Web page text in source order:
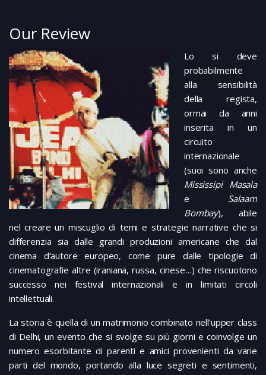
Our Review
L o si deve
probabilmente
alla sensibilità
della regista,
ormai da anni
inserita in un
circuito
internazionale
(suoi sono anche
Mississipi Masala
e Salaam
Bombay), abile
nel creare un miscuglio di temi e strategie narrative che si
differenzia sia dalle grandi produzioni americane che dal
cinema d’autore europeo, come pure dalle tipologie di
cinematografie altre (iraniana, russa, cinese…) che riscuotono
successo nei festival internazionali e in limitati circoli
intellettuali.
La storia è quella di un matrimonio combinato nell’upper class
di Delhi, un evento che si svolge su più giorni e coinvolge un
numero esorbitante di parenti e amici provenienti da varie
parti del mondo, portando alla luce segreti e sentimenti,